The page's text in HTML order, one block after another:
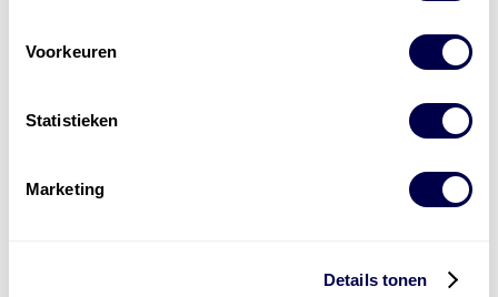
Voorkeuren
Statistieken
Marketing
Details tonen
Levert complete